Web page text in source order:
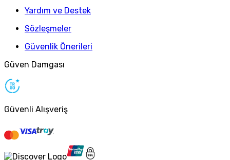
Yardım ve Destek
Sözleşmeler
Güvenlik Önerileri
Güven Damgası
Güvenli Alışveriş